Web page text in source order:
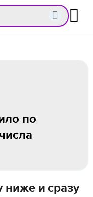
по
ниже и сразу